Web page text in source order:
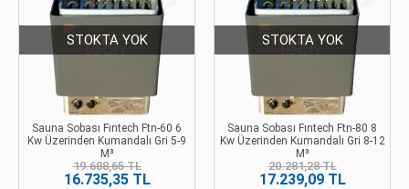
STOKTA YOK
Sauna Sobası Fıntech Ftn-60 6
Kw Üzerinden Kumandalı Gri 5-9
M³
19.688,65 TL
16.735,35 TL
STOKTA YOK
Sauna Sobası Fıntech Ftn-80 8
Kw Üzerinden Kumandalı Gri 8-12
M³
20.281,28 TL
17.239,09 TL